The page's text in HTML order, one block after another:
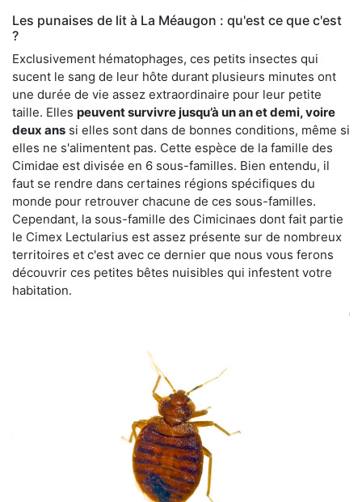
Les punaises de lit à La Méaugon : qu'est ce que c'est
?
Exclusivement hématophages, ces petits insectes qui
sucent le sang de leur hôte durant plusieurs minutes ont
une durée de vie assez extraordinaire pour leur petite
taille. Elles peuvent survivre jusqu’à un an et demi, voire
deux ans si elles sont dans de bonnes conditions, même si
elles ne s'alimentent pas. Cette espèce de la famille des
Cimidae est divisée en 6 sous-familles. Bien entendu, il
faut se rendre dans certaines régions spécifiques du
monde pour retrouver chacune de ces sous-familles.
Cependant, la sous-famille des Cimicinaes dont fait partie
le Cimex Lectularius est assez présente sur de nombreux
territoires et c'est avec ce dernier que nous vous ferons
découvrir ces petites bêtes nuisibles qui infestent votre
habitation.